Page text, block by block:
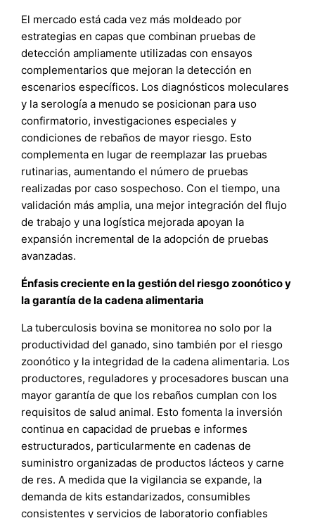
El mercado está cada vez más moldeado por
estrategias en capas que combinan pruebas de
detección ampliamente utilizadas con ensayos
complementarios que mejoran la detección en
escenarios específicos. Los diagnósticos moleculares
y la serología a menudo se posicionan para uso
confirmatorio, investigaciones especiales y
condiciones de rebaños de mayor riesgo. Esto
complementa en lugar de reemplazar las pruebas
rutinarias, aumentando el número de pruebas
realizadas por caso sospechoso. Con el tiempo, una
validación más amplia, una mejor integración del flujo
de trabajo y una logística mejorada apoyan la
expansión incremental de la adopción de pruebas
avanzadas.
Énfasis creciente en la gestión del riesgo zoonótico y
la garantía de la cadena alimentaria
La tuberculosis bovina se monitorea no solo por la
productividad del ganado, sino también por el riesgo
zoonótico y la integridad de la cadena alimentaria. Los
productores, reguladores y procesadores buscan una
mayor garantía de que los rebaños cumplan con los
requisitos de salud animal. Esto fomenta la inversión
continua en capacidad de pruebas e informes
estructurados, particularmente en cadenas de
suministro organizadas de productos lácteos y carne
de res. A medida que la vigilancia se expande, la
demanda de kits estandarizados, consumibles
consistentes y servicios de laboratorio confiables